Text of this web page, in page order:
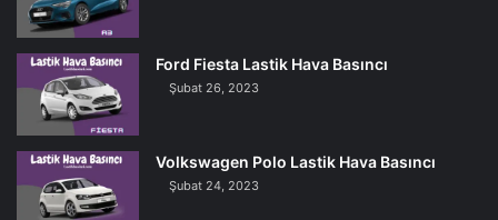
Ford Fiesta Lastik Hava Basıncı
Şubat 26, 2023
Volkswagen Polo Lastik Hava Basıncı
Şubat 24, 2023